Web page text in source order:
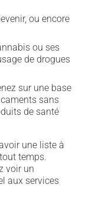
ou encore
ou ses
de drogues
sur une base
sans
de santé
une liste à
temps.
voir un
aux services